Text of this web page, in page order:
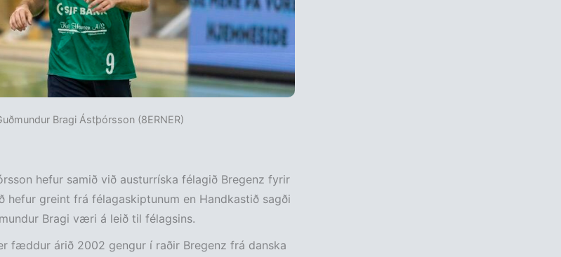
Bragi Ástþórsson (8ERNER)
hefur samið við austurríska félagið Bregenz fyrir
hefur greint frá félagaskiptunum en Handkastið sagði
Bragi væri á leið til félagsins.
fæddur árið 2002 gengur í raðir Bregenz frá danska